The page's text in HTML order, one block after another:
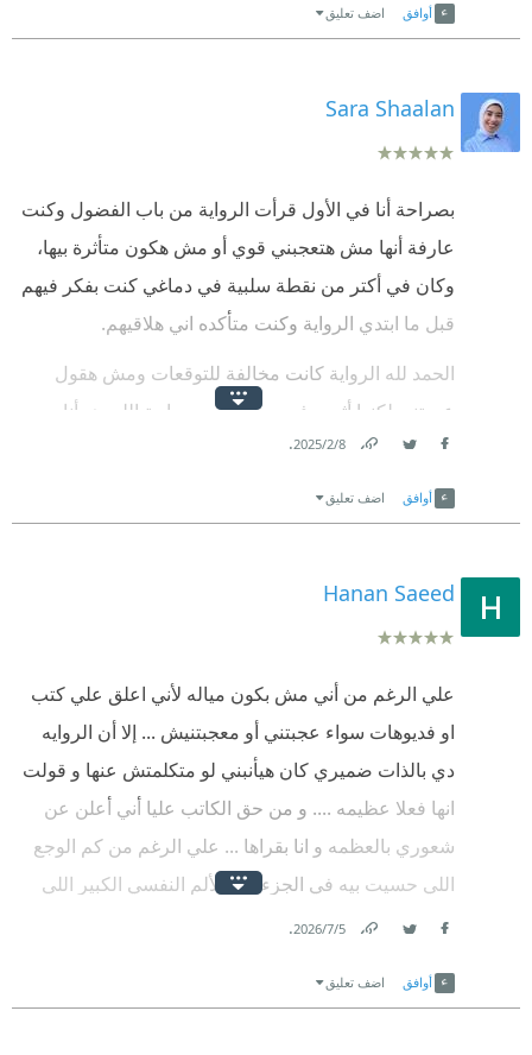
الصحيحة الا انه يتفوق في سرد المواضيع او الكتابات
الرواية فالبعد بين مستوى انفعال الشخصيات ورتابة
الالقاء سببت نوع من عدم الانسحام وفصلان مفاجىء عن
أوافق اضف تعليق
Sara Shaalan
بصراحة أنا في الأول قرأت الرواية من باب الفضول وكنت
عارفة أنها مش هتعجبني قوي أو مش هكون متأثرة بيها،
وكان في أكتر من نقطة سلبية في دماغي كنت بفكر فيهم
قبل ما ابتدي الرواية وكنت متأكده اني هلاقيهم.
الحمد لله الرواية كانت مخالفة للتوقعات ومش هقول
عجبتني لكنها أثرت في مشاعري بصراحة اللي هو أنا
عايزة حد يلحقني بمناديل دلوقتي عشان خلاص مش قادرة
وهعيط. وعجبني تناول المشاعر المختلفة الصداقة، الحب،
الوفاء، الغيرة، الألم، اللخبطة كلها حاجات بنمر بيها ومش
أكتر حاجة بشوف انها بتوصف الرواية دلوقتي هي مقولة "
الحقيقة لها ألف وجه" احنا اللي بنختار نشوفها ازاي؟!
8‏/2‏/2025
.
أوافق اضف تعليق
Hanan Saeed
علي الرغم من أني مش بكون مياله لأني اعلق علي كتب
او فديوهات سواء عجبتني أو معجبتنيش ... إلا أن الروايه
دي بالذات ضميري كان هيأنبني لو متكلمتش عنها و قولت
انها فعلا عظيمه .... و من حق الكاتب عليا أني أعلن عن
شعوري بالعظمه و انا بقراها ... علي الرغم من كم الوجع
اللي حسيت بيه في الجزء دا و الألم النفسي الكبير اللي
حصلي من الجزء الاول ... شكرا محمد صادق انك قادر
5‏/7‏/2026
.
أوافق اضف تعليق